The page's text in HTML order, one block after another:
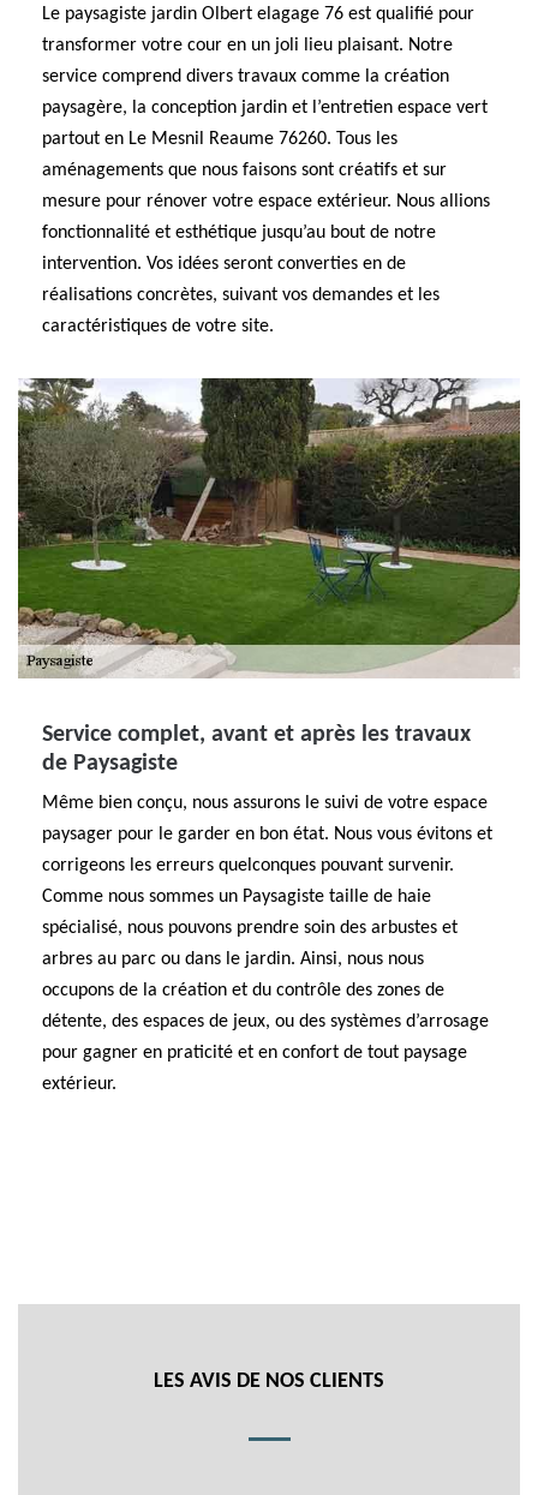
Le paysagiste jardin Olbert elagage 76 est qualifié pour
transformer votre cour en un joli lieu plaisant. Notre
service comprend divers travaux comme la création
paysagère, la conception jardin et l’entretien espace vert
partout en Le Mesnil Reaume 76260. Tous les
aménagements que nous faisons sont créatifs et sur
mesure pour rénover votre espace extérieur. Nous allions
fonctionnalité et esthétique jusqu’au bout de notre
intervention. Vos idées seront converties en de
réalisations concrètes, suivant vos demandes et les
caractéristiques de votre site.
Service complet, avant et après les travaux
de Paysagiste
Même bien conçu, nous assurons le suivi de votre espace
paysager pour le garder en bon état. Nous vous évitons et
corrigeons les erreurs quelconques pouvant survenir.
Comme nous sommes un Paysagiste taille de haie
spécialisé, nous pouvons prendre soin des arbustes et
arbres au parc ou dans le jardin. Ainsi, nous nous
occupons de la création et du contrôle des zones de
détente, des espaces de jeux, ou des systèmes d’arrosage
pour gagner en praticité et en confort de tout paysage
extérieur.
LES AVIS DE NOS CLIENTS